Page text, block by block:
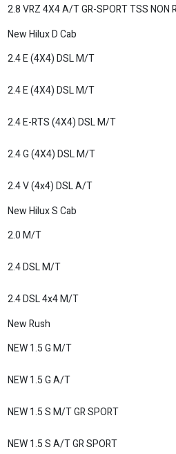
1.5 S M/T GR SPORT 3 Airbags Bitone
1.5 S CVT GR SPORT 3 Airbags
1.5 S CVT GR SPORT 3 Airbags Bitone
1.5 S CVT GR SPORT 7 Airbags
1.5 S CVT GR SPORT 7 Airbags Bitone
1.5 G MT
1.5 S GR CVT TSS
1.5 S GR CVT TSS (Premium Color)
1.5 S HV CVT TSS
1.5 S HV CVT TSS (Premium Color)